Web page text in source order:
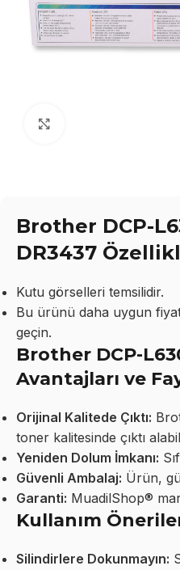
Brother DCP-
DR3437
Kutu görselleri temsilidir.
Bu ürünü daha uygun
geçin.
Brother DCP-
Avantajları ve
Orijinal Kalitede Çıktı:
toner kalitesinde çıktı
Yeniden Dolum İmkanı:
Güvenli Ambalaj: Ürün,
Garanti: MuadilShop®
Kullanım
Silindirlere Dokunmayın: